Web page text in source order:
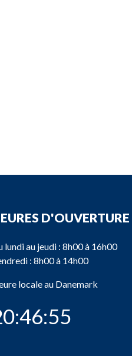
D'OUVERTURE
lundi au jeudi : 8h00 à 16h00
: 8h00 à 14h00
locale au Danemark